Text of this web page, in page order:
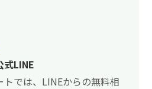
式LINE
では、LINEからの無料相